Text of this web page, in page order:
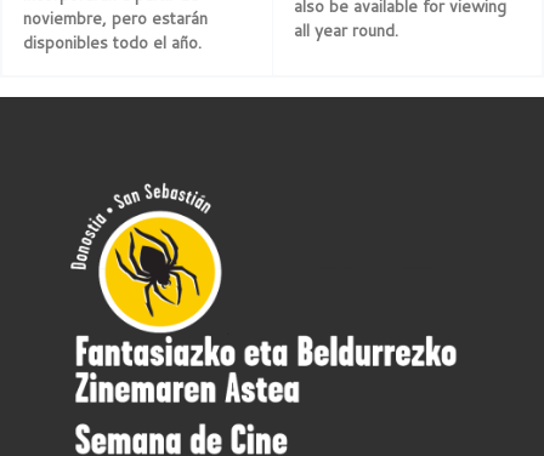
noviembre, pero estarán
disponibles todo el año.
also be available for viewing
all year round.